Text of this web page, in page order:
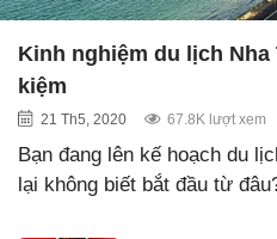
Kinh nghiệm du lịch
kiệm
21 Th5, 2020 67.8K lượt xem
Bạn đang lên kế hoạch du
lại không biết bắt đầu từ